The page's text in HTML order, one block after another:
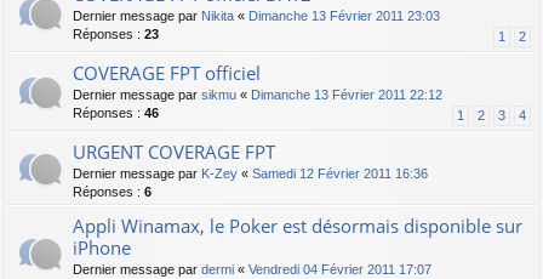
Dernier message par Nikita « Dimanche 13 Février 2011 23:03
Réponses : 23 1 2
COVERAGE FPT officiel
Dernier message par sikmu « Dimanche 13 Février 2011 22:12
Réponses : 46 1 2 3 4
URGENT COVERAGE FPT
Dernier message par K-Zey « Samedi 12 Février 2011 16:36
Réponses : 6
Appli Winamax, le Poker est désormais disponible sur
iPhone
Dernier message par dermi « Vendredi 04 Février 2011 17:07